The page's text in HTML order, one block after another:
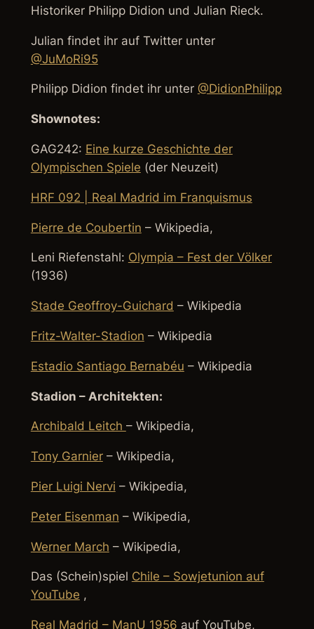
Historiker Philipp Didion und Julian Rieck.
Julian findet ihr auf Twitter unter
@JuMoRi95
Philipp Didion findet ihr unter @DidionPhilipp
Shownotes:
GAG242: Eine kurze Geschichte der
Olympischen Spiele (der Neuzeit)
HRF 092 | Real Madrid im Franquismus
Pierre de Coubertin – Wikipedia,
Leni Riefenstahl: Olympia – Fest der Völker
(1936)
Stade Geoffroy-Guichard – Wikipedia
Fritz-Walter-Stadion – Wikipedia
Estadio Santiago Bernabéu – Wikipedia
Stadion – Architekten:
Archibald Leitch – Wikipedia,
Tony Garnier– Wikipedia,
Pier Luigi Nervi – Wikipedia,
Peter Eisenman – Wikipedia,
Werner March – Wikipedia,
Das (Schein)spiel Chile – Sowjetunion auf
YouTube ,
Real Madrid – ManU 1956 auf YouTube,